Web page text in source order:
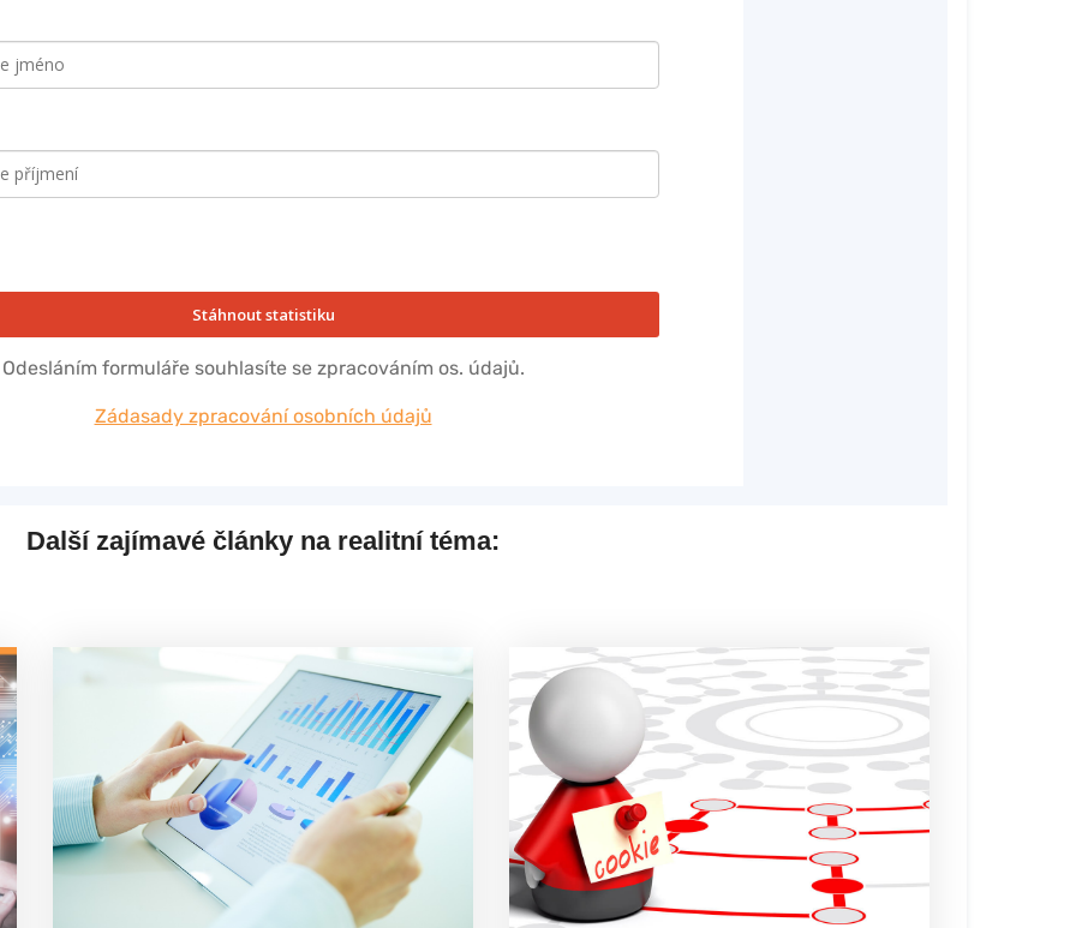
Stáhnout statistiku
Odesláním formuláře souhlasíte se zpracováním os. údajů.
Zádasady zpracování osobních údajů
Další zajímavé články na realitní téma: